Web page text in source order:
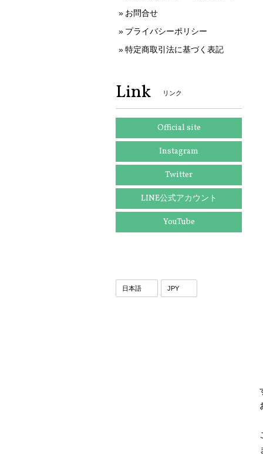
お問合せ
プライバシーポリシー
特定商取引法に基づく表記
Link リンク
Official site
Instagram
Twitter
LINE公式アカウント
YouTube